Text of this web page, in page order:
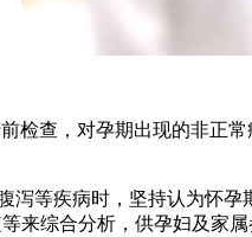
检查，对孕期出现的非正
泻等疾病时，坚持认为怀
来综合分析，供孕妇及家属